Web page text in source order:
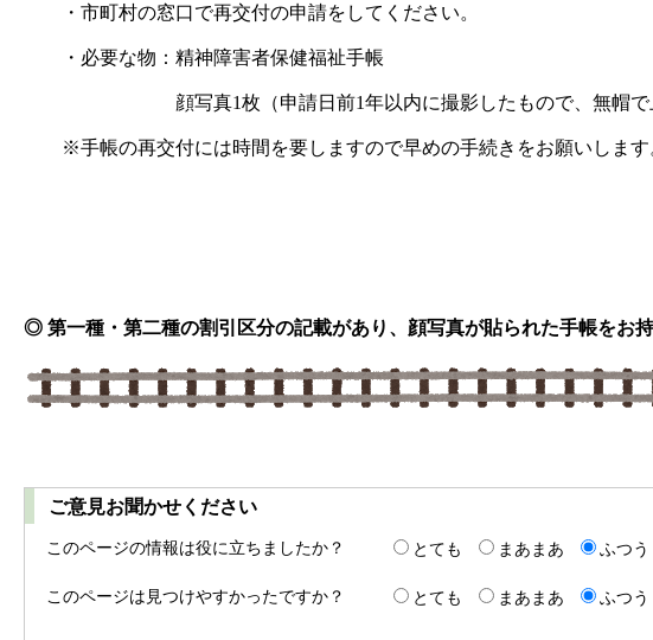
・市町村の窓口で再交付の申請をしてください。
・必要な物：精神障害者保健福祉手帳
顔写真1枚（申請日前1年以内に撮影したもので、無帽で上半
※手帳の再交付には時間を要しますので早めの手続きをお願いします
◎ 第一種・第二種の割引区分の記載があり、顔写真が貼られた手帳をお
ご意見お聞かせください
このページの情報は役に立ちましたか？ とても まあまあ ふつう
このページは見つけやすかったですか？
とても まあまあ ふつう